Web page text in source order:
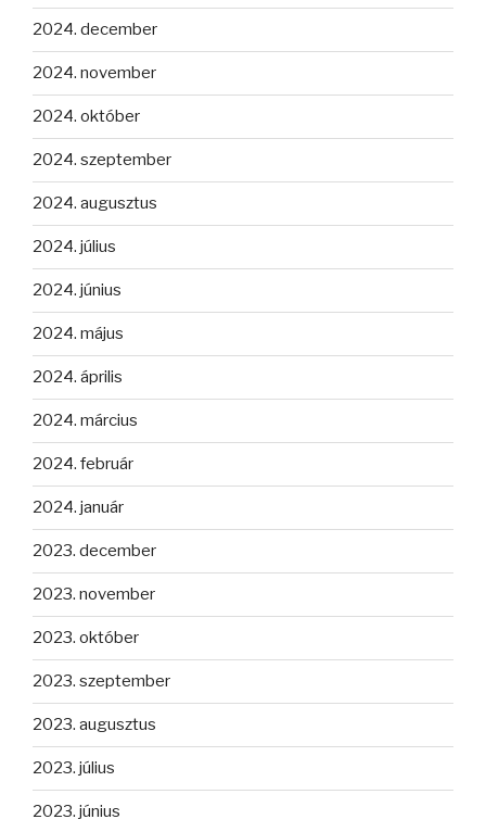
2024. december
2024. november
2024. október
2024. szeptember
2024. augusztus
2024. július
2024. június
2024. május
2024. április
2024. március
2024. február
2024. január
2023. december
2023. november
2023. október
2023. szeptember
2023. augusztus
2023. július
2023. június